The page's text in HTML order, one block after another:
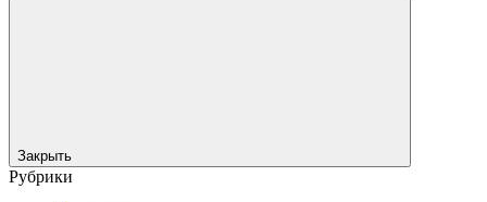
Закрыть
Рубрики